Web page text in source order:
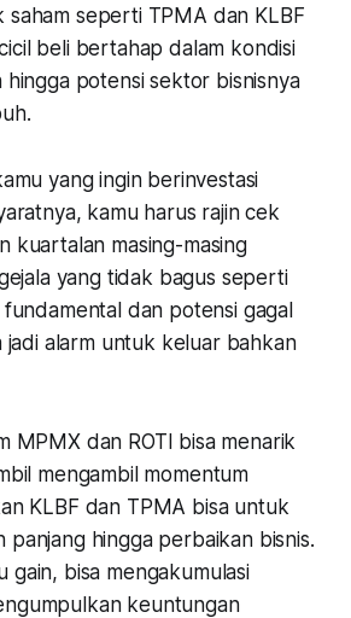
saham seperti TPMA dan KLBF
beli bertahap dalam kondisi
hingga potensi sektor bisnisnya
yang ingin berinvestasi
kamu harus rajin cek
kuartalan masing-masing
yang tidak bagus seperti
dan potensi gagal
jadi alarm untuk keluar bahkan
MPMX dan ROTI bisa menarik
mengambil momentum
KLBF dan TPMA bisa untuk
panjang hingga perbaikan bisnis.
gain, bisa mengakumulasi
keuntungan